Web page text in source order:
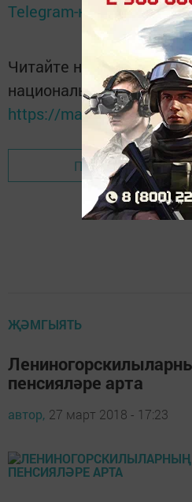
Telegram-канале
Читайте новости
национальном
https://max.ru/tatmedia
Перейти на
ҖӘМГЫЯТЬ
пенсияләре арта
автор, 27 март 2018 - 17:23